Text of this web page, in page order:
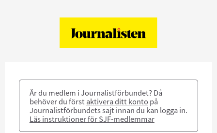
Är du medlem i Journalistförbundet? Då
behöver du först aktivera ditt konto på
Journalistförbundets sajt innan du kan logga in.
Läs instruktioner för SJF-medlemmar